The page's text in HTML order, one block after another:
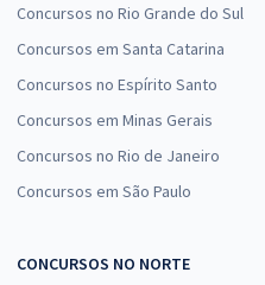
Concursos no Rio Grande do Sul
Concursos em Santa Catarina
Concursos no Espírito Santo
Concursos em Minas Gerais
Concursos no Rio de Janeiro
Concursos em São Paulo
CONCURSOS NO NORTE